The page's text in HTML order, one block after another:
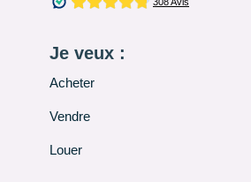
Je veux :
Acheter
Vendre
Louer